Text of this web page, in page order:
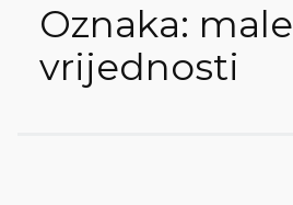
Oznaka: male
vrijednosti